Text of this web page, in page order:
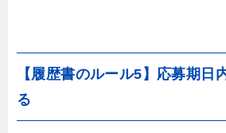
【履歴書のルール5】応募期日
る